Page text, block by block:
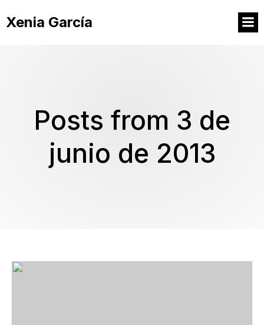
Xenia García
Posts from 3 de
junio de 2013